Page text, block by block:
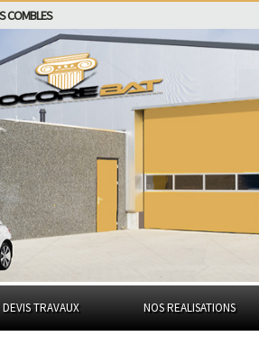
COMBLES
DEVIS TRAVAUX NOS REALISATIONS